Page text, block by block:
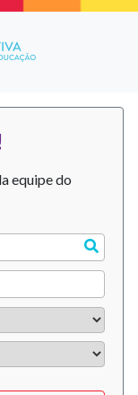
equipe do